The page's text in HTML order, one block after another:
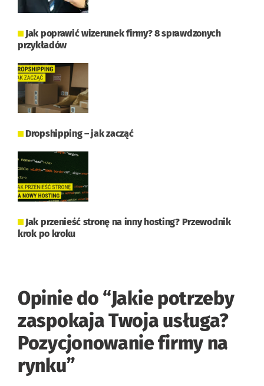
Jak poprawić wizerunek firmy? 8 sprawdzonych
przykładów
Dropshipping – jak zacząć
Jak przenieść stronę na inny hosting? Przewodnik
krok po kroku
Opinie do “Jakie potrzeby
zaspokaja Twoja usługa?
Pozycjonowanie firmy na
rynku”